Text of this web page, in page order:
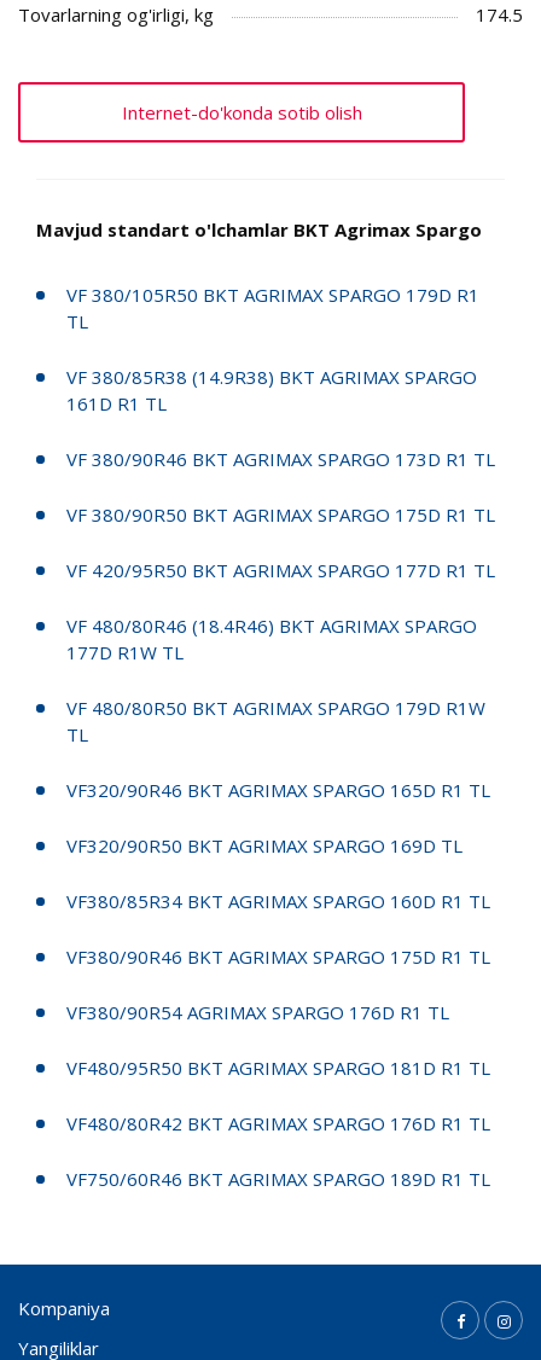
Tovarlarning og'irligi, kg
174.5
Internet-do'konda sotib olish
Mavjud standart o'lchamlar BKT Agrimax Spargo
VF 380/105R50 BKT AGRIMAX SPARGO 179D R1
TL
VF 380/85R38 (14.9R38) BKT AGRIMAX SPARGO
161D R1 TL
VF 380/90R46 BKT AGRIMAX SPARGO 173D R1 TL
VF 380/90R50 BKT AGRIMAX SPARGO 175D R1 TL
VF 420/95R50 BKT AGRIMAX SPARGO 177D R1 TL
VF 480/80R46 (18.4R46) BKT AGRIMAX SPARGO
177D R1W TL
VF 480/80R50 BKT AGRIMAX SPARGO 179D R1W
TL
VF320/90R46 BKT AGRIMAX SPARGO 165D R1 TL
VF320/90R50 BKT AGRIMAX SPARGO 169D TL
VF380/85R34 BKT AGRIMAX SPARGO 160D R1 TL
VF380/90R46 BKT AGRIMAX SPARGO 175D R1 TL
VF380/90R54 AGRIMAX SPARGO 176D R1 TL
VF480/95R50 BKT AGRIMAX SPARGO 181D R1 TL
VF480/80R42 BKT AGRIMAX SPARGO 176D R1 TL
VF750/60R46 BKT AGRIMAX SPARGO 189D R1 TL
Kompaniya
Yangiliklar